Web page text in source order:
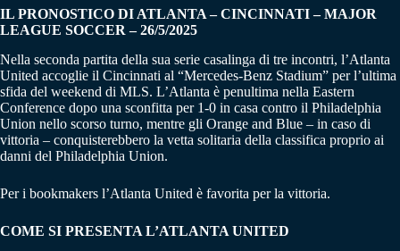
IL PRONOSTICO DI ATLANTA – CINCINNATI– MAJOR
LEAGUE SOCCER – 26/5/2025
Nella seconda partita della sua serie casalinga di tre incontri, l’Atlanta
United accoglie il Cincinnati al “Mercedes-Benz Stadium” per l’ultima
sfida del weekend di MLS. L’Atlanta è penultima nella Eastern
Conference dopo una sconfitta per 1-0 in casa contro il Philadelphia
Union nello scorso turno, mentre gli Orange and Blue – in caso di
vittoria – conquisterebbero la vetta solitaria della classifica proprio ai
danni del Philadelphia Union.
Per i bookmakers l’Atlanta United è favorita per la vittoria.
COME SI PRESENTA L’ATLANTA UNITED